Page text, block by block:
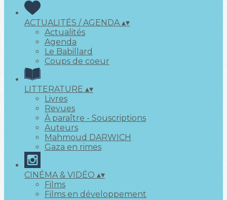
ACTUALITÉS / AGENDA▴▾
Actualités
Agenda
Le Babillard
Coups de coeur
LITTERATURE ▴▾
Livres
Revues
À paraître - Souscriptions
Auteurs
Mahmoud DARWICH
Gaza en rimes
CINÉMA & VIDÉO ▴▾
Films
Films en développement